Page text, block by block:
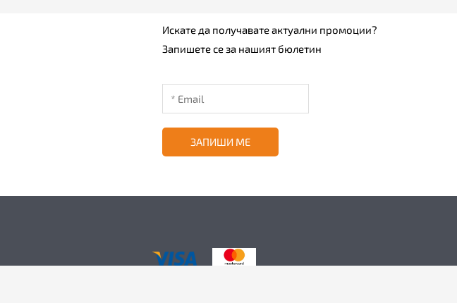
Искате да получавате актуални промоции?
Запишете се за нашият бюлетин
ЗАПИШИ МЕ